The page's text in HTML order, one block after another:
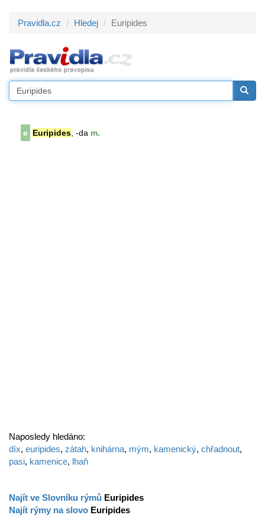
Pravidla.cz Hledej Euripides
e Euripides , -da m.
Naposledy hledáno:
díx, euripides, zátah, knihárna, mým, kamenický, chřadnout,
pasi, kamenice, lhaň
Najít ve Slovníku rýmů Euripides
Najít rýmy na slovo Euripides